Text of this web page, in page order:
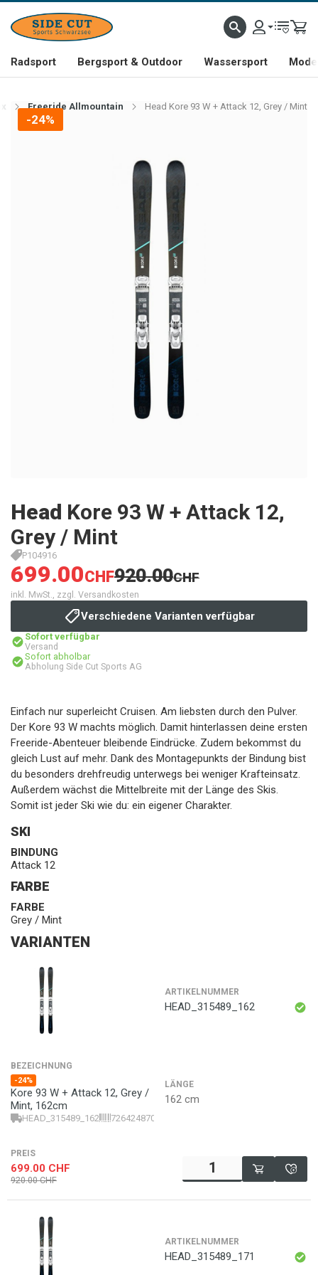
Radsport Bergsport & Outdoor Wassersport
Freeride Allmountain Head Kore 93 W + Attack 12, Grey / Mint
-24%
Head Kore 93 W + Attack 12,
Grey / Mint
P104916
699.00CHF920.00CHF
inkl. MwSt., zzgl. Versandkosten
Verschiedene Varianten verfügbar
Sofort verfügbar
Versand
Sofort abholbar
Abholung Side Cut Sports AG
Einfach nur superleicht Cruisen. Am liebsten durch den Pulver.
Der Kore 93 W machts möglich. Damit hinterlassen deine ersten
Freeride-Abenteuer bleibende Eindrücke. Zudem bekommst du
gleich Lust auf mehr. Dank des Montagepunkts der Bindung bist
du besonders drehfreudig unterwegs bei weniger Krafteinsatz.
Außerdem wächst die Mittelbreite mit der Länge des Skis.
Somit ist jeder Ski wie du: ein eigener Charakter.
SKI
BINDUNG
Attack 12
FARBE
FARBE
Grey / Mint
VARIANTEN
ARTIKELNUMMER
HEAD_315489_162
BEZEICHNUNG
-24%
Kore 93 W + Attack 12, Grey /
Mint, 162cm
HEAD_315489_162 726424870578
LÄNGE
162 cm
PREIS
699.00 CHF
920.00 CHF
ARTIKELNUMMER
HEAD_315489_171